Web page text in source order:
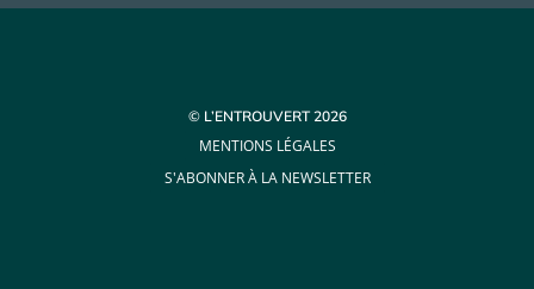
© L’ENTROUVERT 2026
MENTIONS LÉGALES
S'ABONNER À LA NEWSLETTER